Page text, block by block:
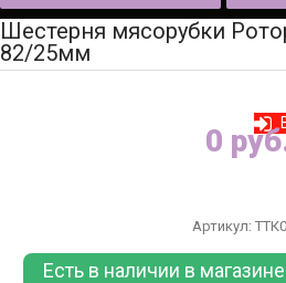
Шестерня мясорубки
82/25мм
0
Артикул:
Есть в наличии в